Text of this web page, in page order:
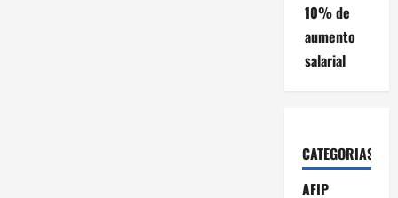
10% de
aumento
salarial
CATEGORIAS
AFIP